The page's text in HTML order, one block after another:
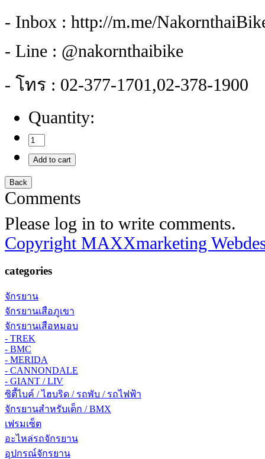
- Inbox : http://m.me/
- Line : @nakornthaibike
- โทร : 02-377-1701,02-378-1900
Quantity:
Comments
Please log in to write comments.
Copyright MAXXmarketing
categories
จักรยาน
จักรยานเสือภูเขา
จักรยานเสือหมอบ
- TREK
- BMC
- MERIDA
- CANNONDALE
- GIANT / LIV
ซิตี้ไบค์ / ไฮบริด / รถพับ / รถไฟฟ้า
จักรยานสำหรับเด็ก / BMX
เฟรมเซ็ต
อะไหล่รถจักรยาน
อุปกรณ์จักรยาน